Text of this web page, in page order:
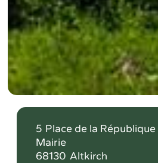
5 Place de la République
Mairie
68130 Altkirch